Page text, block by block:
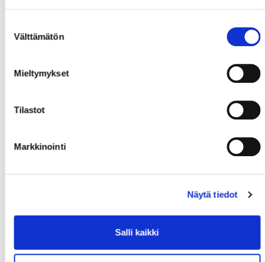
valinta
Välttämätön
Mieltymykset
Tilastot
Markkinointi
Näytä tiedot
Salli kaikki